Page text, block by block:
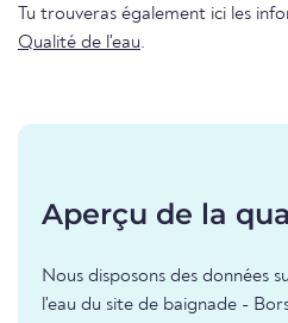
Tu trouveras également ici les
Qualité de l'eau.
Aperçu de la
Nous disposons des données
l'eau du site de baignade -